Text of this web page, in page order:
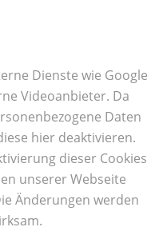
Dienste wie Google
Videoanbieter. Da
Daten
hier deaktivieren.
dieser Cookies
unserer Webseite
Änderungen werden